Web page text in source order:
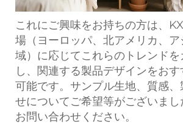
これにご興味をお持ちの方は、
場（ヨーロッパ、北アメリカ、
域）に応じてこれらのトレンド
し、関連する製品デザインをお
可能です。サンプル生地、質感
せについてご希望等がございま
お問い合わせください。